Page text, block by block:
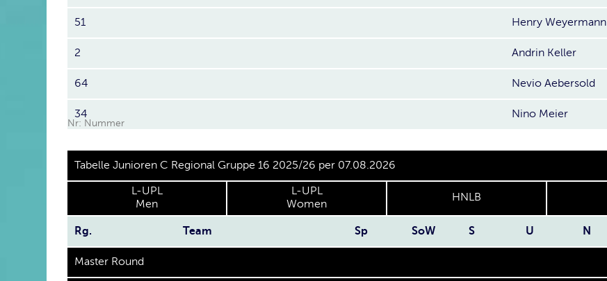
51 Henry Weyermann
2 Andrin Keller
64 Nevio Aebersold
34 Nino Meier
Nr: Nummer
Tabelle Junioren C Regional Gruppe 16 2025/26 per 07.08.2026
L-UPL
Men
L-UPL
Women
HNLB
Rg. Team Sp SoW S U N
Master Round